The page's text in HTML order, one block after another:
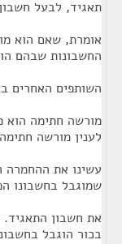
תאגיד, לבעל
אומרת, שאם הוא
החשבונות שבהם
השותפים האחרים
מורשה חתימה הוא
לענין מורשה
עשינו את ההחמרה
שמוגבל בחשבונו
את חשבון
בכור הוגבל